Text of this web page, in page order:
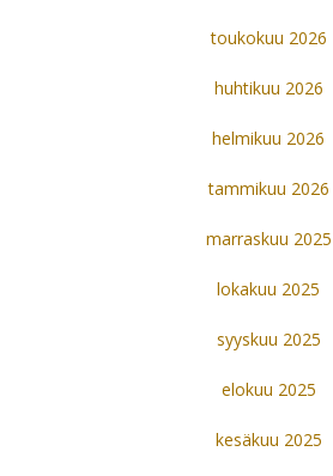
toukokuu 2026
huhtikuu 2026
helmikuu 2026
tammikuu 2026
marraskuu 2025
lokakuu 2025
syyskuu 2025
elokuu 2025
kesäkuu 2025